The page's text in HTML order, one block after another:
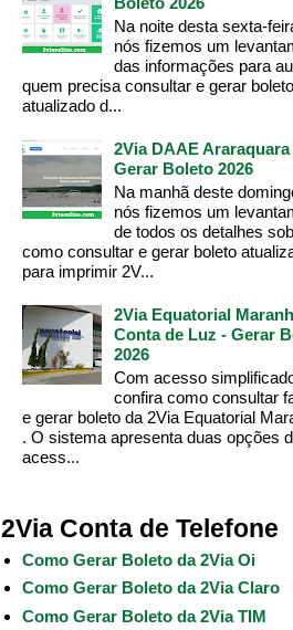
Na noite desta sexta-
nós fizemos um
das informações para
quem precisa consultar e gerar boleto
atualizado d...
2Via DAAE Araraquara
Gerar Boleto 2026
Na manhã deste
nós fizemos um
de todos os detalhes
como consultar e gerar boleto
para imprimir 2V...
2Via Equatorial
Conta de Luz - Gerar
2026
Com acesso
confira como consultar
e gerar boleto da 2Via Equatorial
. O sistema apresenta duas opções
acess...
2Via Conta de Telefone
Como Gerar Boleto da 2Via Oi
Como Gerar Boleto da 2Via Claro
Como Gerar Boleto da 2Via TIM